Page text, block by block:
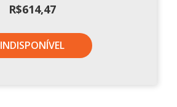
R$614,47
INDISPONÍVEL